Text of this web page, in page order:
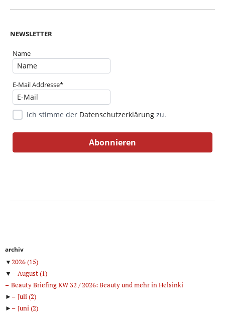
NEWSLETTER
Name
E-Mail Addresse*
Ich stimme der Datenschutzerklärung zu.
archiv
▼2026(15)
▼
August(1)
Beauty Briefing KW 32 / 2026: Beauty und mehr in Helsinki
►
Juli(2)
►
Juni(2)